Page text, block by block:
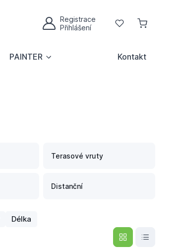
Registrace
Přihlášení
Oblíbené
PAINTER Kontakt
Terasové vruty
Distanční
Délka